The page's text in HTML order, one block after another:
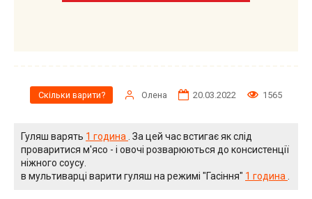
Скільки варити? Олена 20.03.2022 1565
Гуляш варять 1 година
. За цей час встигає як слід
проваритися м'ясо - і овочі розварюються до консистенції
ніжного соусу.
в мультиварці варити гуляш на режимі "Гасіння" 1 година